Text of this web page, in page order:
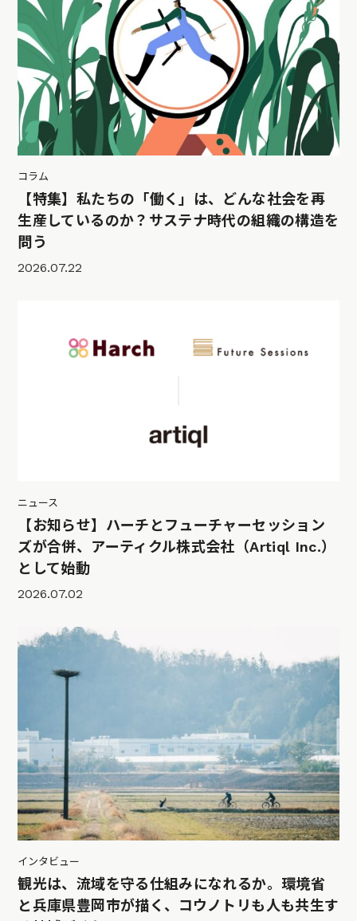
コラム
【特集】私たちの「働く」は、どんな社会を再
生産しているのか？サステナ時代の組織の構造を
問う
2026.07.22
ニュース
【お知らせ】ハーチとフューチャーセッション
ズが合併、アーティクル株式会社（Artiql Inc.）
として始動
2026.07.02
インタビュー
観光は、流域を守る仕組みになれるか。環境省
と兵庫県豊岡市が描く、コウノトリも人も共生す